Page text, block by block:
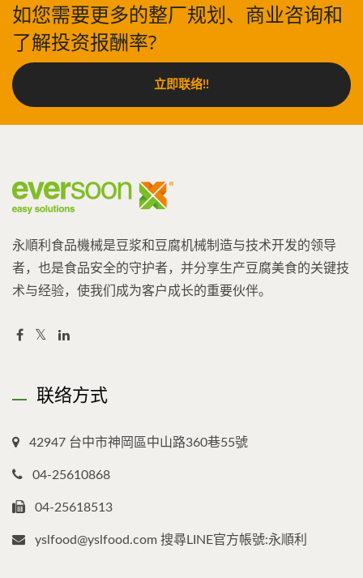
如您需要更多的整厂规划、商业咨询和
了解投资报酬率?
立即联络!!
永順利食品機械是豆浆和豆腐机械制造与技术开发的领导
者，也是食品安全的守护者，并分享生产豆腐美食的关键技
术与经验，使我们成为客户成长的重要伙伴。
联络方式
42947 台中市神岡區中山路360巷55號
04-25610868
04-25618513
yslfood@yslfood.com 搜尋LINE官方帳號:永順利